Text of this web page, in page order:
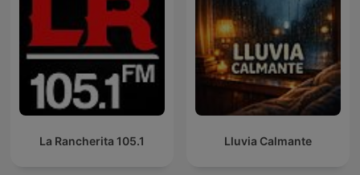
La Rancherita 105.1 Lluvia Calmante